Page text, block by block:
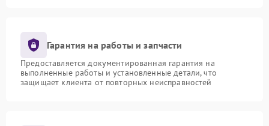
Гарантия на работы и запчасти
Предоставляется документированная гарантия на
выполненные работы и установленные детали, что
защищает клиента от повторных неисправностей